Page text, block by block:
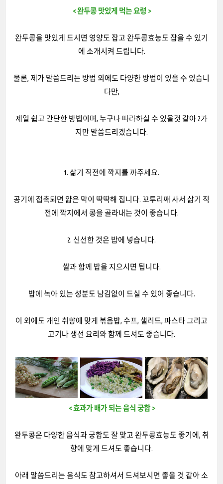
< 완두콩 맛있게 먹는 요령 >
완두콩을 맛있게 드시면 영양도 잡고 완두콩효능도 잡을 수 있기
에 소개시켜 드립니다.
물론, 제가 말씀드리는 방법 외에도 다양한 방법이 있을 수 있습니
다만,
제일 쉽고 간단한 방법이며, 누구나 따라하실 수 있을것 같아 2가
지만 말씀드리겠습니다.
1. 삶기 직전에 깍지를 까주세요.
공기에 접촉되면 얇은 막이 딱딱해 집니다. 꼬투리째 사서 삶기 직
전에 깍지에서 콩을 골라내는 것이 좋습니다.
2. 신선한 것은 밥에 넣습니다.
쌀과 함께 밥을 지으시면 됩니다.
밥에 녹아 있는 성분도 남김없이 드실 수 있어 좋습니다.
이 외에도 개인 취향에 맞게 볶음밥, 수프, 샐러드, 파스타 그리고
고기나 생선 요리와 함께 드셔도 좋습니다.
< 효과가 배가 되는 음식 궁합 >
완두콩은 다양한 음식과 궁합도 잘 맞고 완두콩효능도 좋기에, 취
향에 맞게 드셔도 좋습니다.
아래 말씀드리는 음식도 참고하셔서 드셔보시면 좋을 것 같아 소